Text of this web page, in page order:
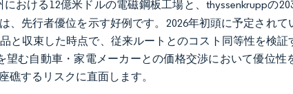
おける12億米ドルの電磁鋼板工場と、thyssenkruppの
、先行者優位を示す好例です。2026年初頭に予定され
と収束した時点で、従来ルートとのコスト同等性を検
望む自動車・家電メーカーとの価格交渉において優位
礁するリスクに直面します。